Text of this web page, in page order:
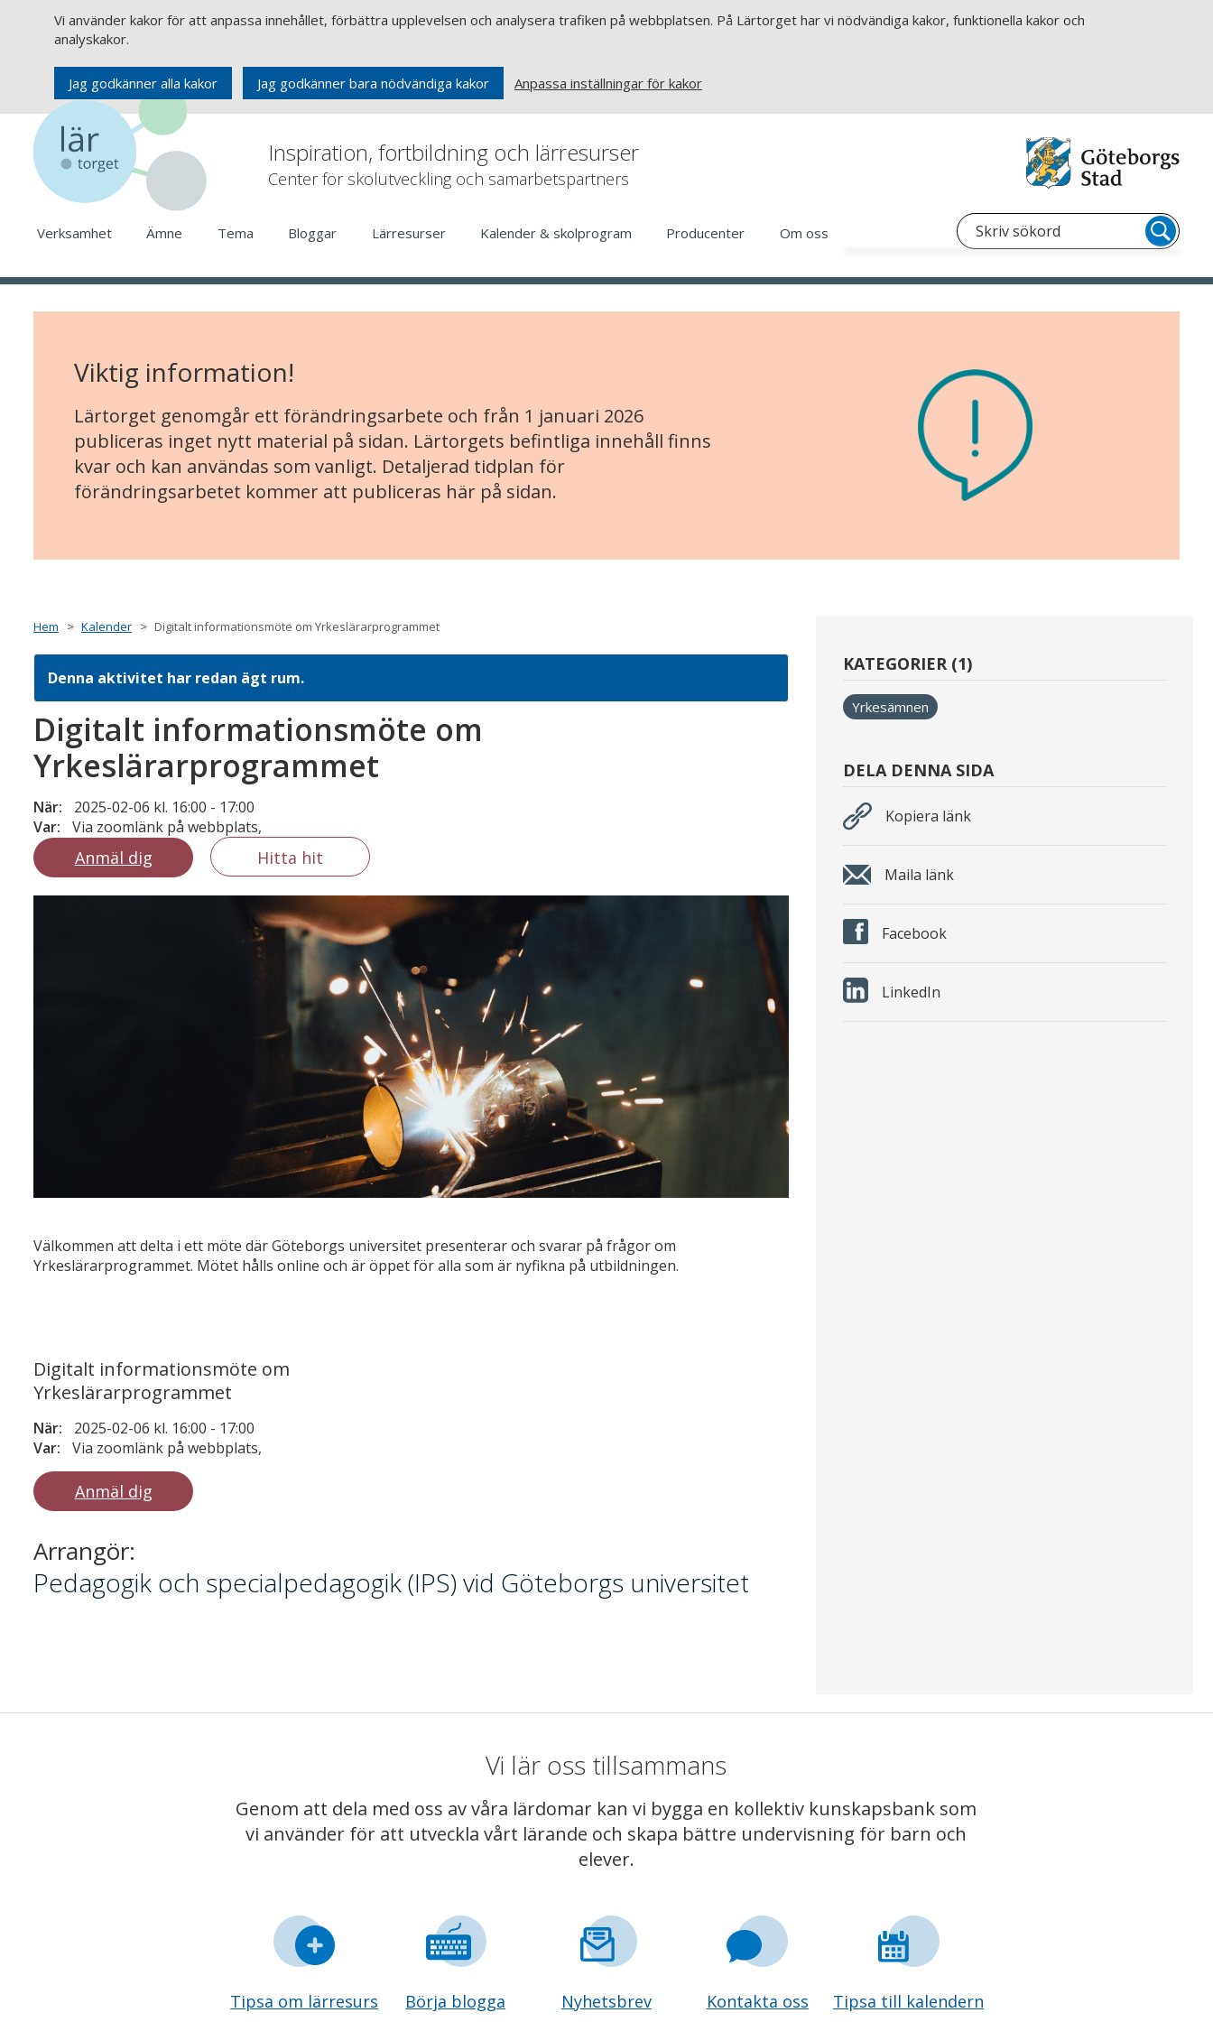
Vi använder kakor för att anpassa innehållet, förbättra upplevelsen och analysera trafiken på webbplatsen. På Lärtorget har vi nödvändiga kakor, funktionella kakor och
analyskakor.
Jag godkänner alla kakor Jag godkänner bara nödvändiga kakor Anpassa inställningar för kakor
Inspiration, fortbildning och lärresurser
Center för skolutveckling och samarbetspartners
Verksamhet Ämne Tema Bloggar Lärresurser Kalender & skolprogram Producenter Om oss
Viktig information!
Lärtorget genomgår ett förändringsarbete och från 1 januari 2026
publiceras inget nytt material på sidan. Lärtorgets befintliga innehåll finns
kvar och kan användas som vanligt. Detaljerad tidplan för
förändringsarbetet kommer att publiceras här på sidan.
Hem Kalender Digitalt informationsmöte om Yrkeslärarprogrammet
Denna aktivitet har redan ägt rum.
Digitalt informationsmöte om
Yrkeslärarprogrammet
När: 2025-02-06 kl. 16:00 - 17:00
Var:
Via zoomlänk på webbplats,
Anmäl dig Hitta hit
Välkommen att delta i ett möte där Göteborgs universitet presenterar och svarar på frågor om
Yrkeslärarprogrammet. Mötet hålls online och är öppet för alla som är nyfikna på utbildningen.
Digitalt informationsmöte om
Yrkeslärarprogrammet
När: 2025-02-06 kl. 16:00 - 17:00
Var:
Via zoomlänk på webbplats,
Anmäl dig
Arrangör:
Pedagogik och specialpedagogik (IPS) vid Göteborgs universitet
KATEGORIER (1)
Yrkesämnen
DELA DENNA SIDA
Kopiera länk
Maila länk
Facebook
LinkedIn
Vi lär oss tillsammans
Genom att dela med oss av våra lärdomar kan vi bygga en kollektiv kunskapsbank som
vi använder för att utveckla vårt lärande och skapa bättre undervisning för barn och
elever.
Tipsa om lärresurs Börja blogga Nyhetsbrev Kontakta oss Tipsa till kalendern